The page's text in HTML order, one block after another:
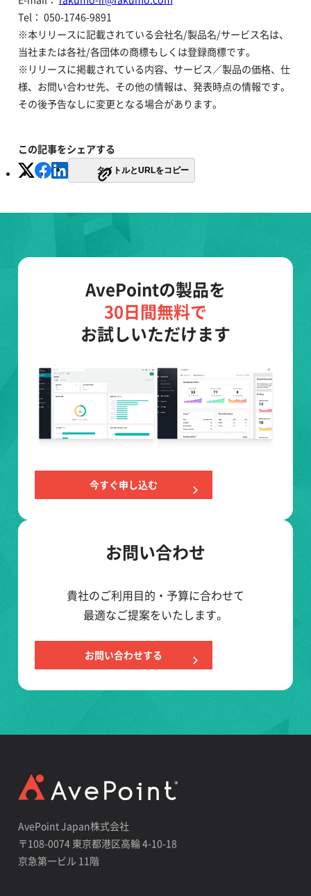
Tel： 050-1746-9891
※本リリースに記載されている会社名/製品名/サービス名は、
当社または各社/各団体の商標もしくは登録商標です。
※リリースに掲載されている内容、サービス／製品の価格、仕
様、お問い合わせ先、その他の情報は、発表時点の情報です。
その後予告なしに変更となる場合があります。
この記事をシェアする
タイトルとURLをコピー
AvePointの製品を
30日間無料で
お試しいただけます
今すぐ申し込む
お問い合わせ
貴社のご利用目的・予算に合わせて
最適なご提案をいたします。
お問い合わせする
AvePoint Japan株式会社
〒108-0074 東京都港区高輪 4-10-18
京急第一ビル 11階